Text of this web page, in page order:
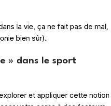
la vie, ça ne fait pas de mal,
bien sûr).
» dans le sport
et appliquer cette notion